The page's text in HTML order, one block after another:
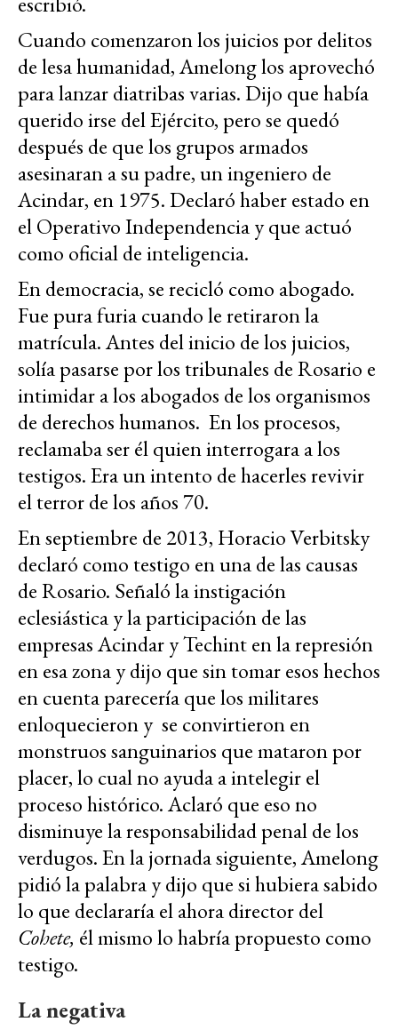
Cuando comenzaron los juicios por delitos
de lesa humanidad, Amelong los aprovechó
para lanzar diatribas varias. Dijo que había
querido irse del Ejército, pero se quedó
después de que los grupos armados
asesinaran a su padre, un ingeniero de
Acindar, en 1975. Declaró haber estado en
el Operativo Independencia y que actuó
como oficial de inteligencia.
En democracia, se recicló como abogado.
Fue pura furia cuando le retiraron la
matrícula. Antes del inicio de los juicios,
solía pasarse por los tribunales de Rosario e
intimidar a los abogados de los organismos
de derechos humanos. En los procesos,
reclamaba ser él quien interrogara a los
testigos. Era un intento de hacerles revivir
el terror de los años 70.
En septiembre de 2013, Horacio Verbitsky
declaró como testigo en una de las causas
de Rosario. Señaló la instigación
eclesiástica y laparticipación de las
empresas Acindar y Techint en la represión
en esa zona ydijo que sin tomar esos hechos
en cuenta parecería que los militares
enloquecieron y se convirtieron en
monstruos sanguinarios que mataron por
placer, lo cual no ayuda a intelegir el
proceso histórico. Aclaró que eso no
disminuye la responsabilidad penal de los
verdugos. En la jornada siguiente, Amelong
pidió la palabra y dijo que si hubiera sabido
lo que declararía el ahora director del
Cohete, él mismo lo habría propuesto como
testigo.
La negativa